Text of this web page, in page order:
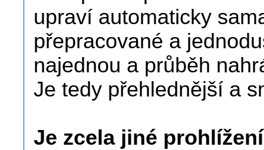
upraví automaticky
přepracované a
najednou a průběh
Je tedy přehlednější a
Je zcela jiné